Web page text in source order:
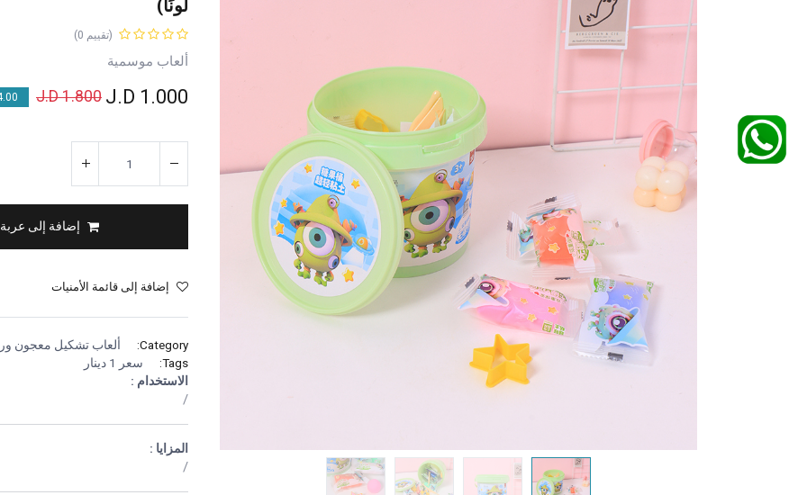
لونًا)
(تقييم 0)
ألعاب موسمية
1.000
1.800
J.D
% OFF
إضافة إلى
إضافة إلى قائمة الأمنيات
Category:
ألعاب تشكيل معجون
Tags:
سعر 1 دينار
الاستخدام :
/
المزايا :
/